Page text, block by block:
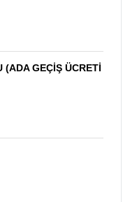
(ADA GEÇİŞ ÜCRETİ